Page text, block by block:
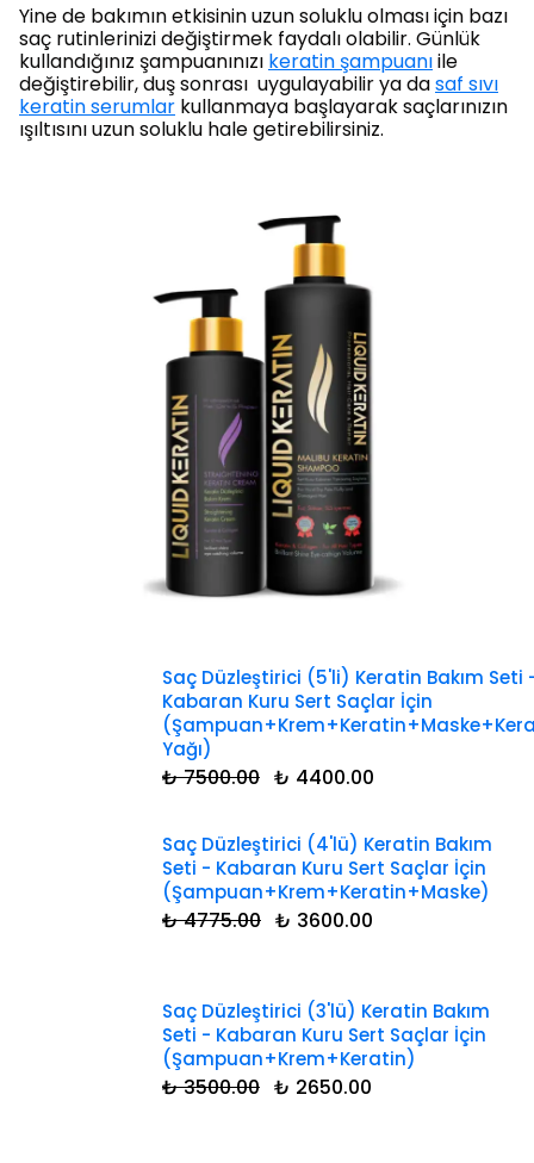
Yine de bakımın etkisinin uzun soluklu olması için bazı
saç rutinlerinizi değiştirmek faydalı olabilir. Günlük
kullandığınız şampuanınızı keratin şampuanıile
değiştirebilir, duş sonrası uygulayabilir ya dasaf sıvı
keratin serumlar kullanmaya başlayarak saçlarınızın
ışıltısını uzun soluklu hale getirebilirsiniz.
Saç Düzleştirici (5'li) Keratin Bakım Seti
Kabaran Kuru Sert Saçlar İçin
Yağı)
₺ 7500.00 ₺ 4400.00
Saç Düzleştirici (4'lü) Keratin Bakım
Seti - Kabaran Kuru Sert Saçlar İçin
(Şampuan+Krem+Keratin+Maske)
₺ 4775.00 ₺ 3600.00
Saç Düzleştirici (3'lü) Keratin Bakım
Seti - Kabaran Kuru Sert Saçlar İçin
(Şampuan+Krem+Keratin)
₺ 3500.00 ₺ 2650.00